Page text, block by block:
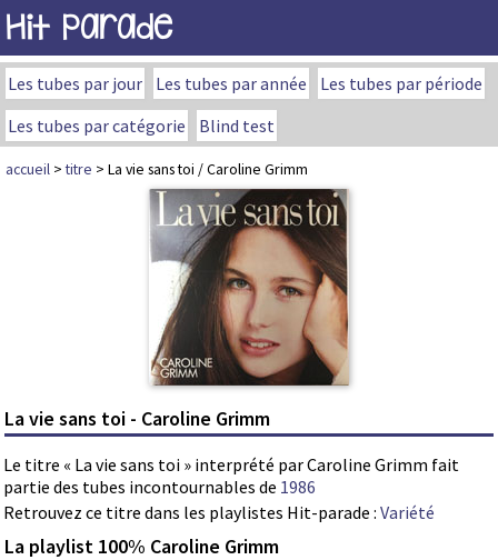
Hit Parade
Les tubes par jour Les tubes par année
Les tubes par période
Les tubes par catégorie
Blind test
accueil >titre > La vie sans toi / Caroline Grimm
La vie sans toi - Caroline Grimm
Le titre « La vie sans toi » interprété par Caroline Grimm fait
partie des tubes incontournables de 1986
Retrouvez ce titre dans les playlistes Hit-parade : Variété
La playlist 100% Caroline Grimm